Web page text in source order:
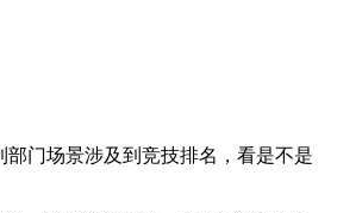
门场景涉及到竞技排名，看是不是